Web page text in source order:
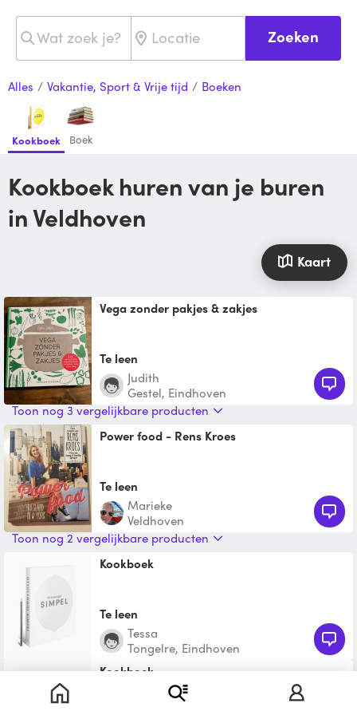
Zoeken
Alles / Vakantie, Sport & Vrije tijd / Boeken
Kookboek Boek
Kookboek huren van je buren
in Veldhoven
Kaart
Vega zonder pakjes & zakjes
Te leen
Judith
Gestel, Eindhoven
Toon nog 3 vergelijkbare producten
Power food - Rens Kroes
Te leen
Marieke
Veldhoven
Toon nog 2 vergelijkbare producten
Kookboek
Te leen
Tessa
Tongelre, Eindhoven
Kookboek